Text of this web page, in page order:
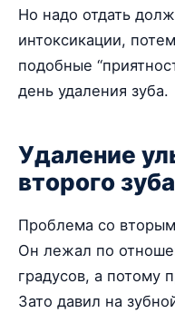
Но надо отдать
интоксикации,
подобные
день удаления зуба.
Удаление
второго зуба
Проблема со
Он лежал по
градусов, а потому
Зато давил на